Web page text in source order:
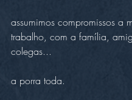
assumimos compromissos a
trabalho, com a família,
colegas...
a porra toda.